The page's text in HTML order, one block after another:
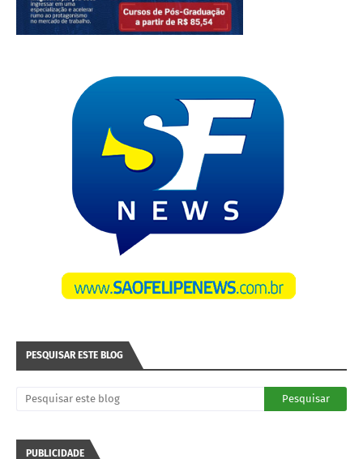
PESQUISAR ESTE BLOG
PUBLICIDADE